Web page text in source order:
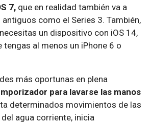
7, que en realidad también va a
como el Series 3. También,
un dispositivo con iOS 14,
tengas al menos un iPhone 6 o
más oportunas en plena
para lavarse las manos
determinados movimientos de las
agua corriente, inicia